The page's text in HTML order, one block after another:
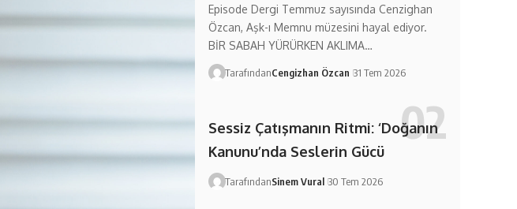
Episode Dergi Temmuz sayısında Cenzighan
Özcan, Aşk-ı Memnu müzesini hayal ediyor.
BİR SABAH YÜRÜRKEN AKLIMA…
TarafındanCengizhan Özcan 31 Tem 2026
Sessiz Çatışmanın Ritmi: ‘Doğanın
Kanunu’nda Seslerin Gücü
TarafındanSinem Vural 30 Tem 2026